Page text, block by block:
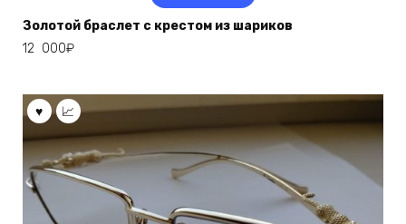
Золотой браслет с крестом из шариков
12 000₽